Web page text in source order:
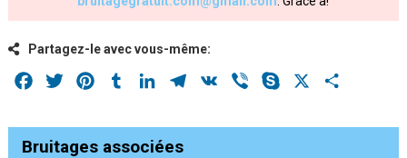
Partagez-le avec vous-même:
Facebook
Twitter PinterestTumblrLinkedInTelegram
VK Viber Skype
Bruitages associées